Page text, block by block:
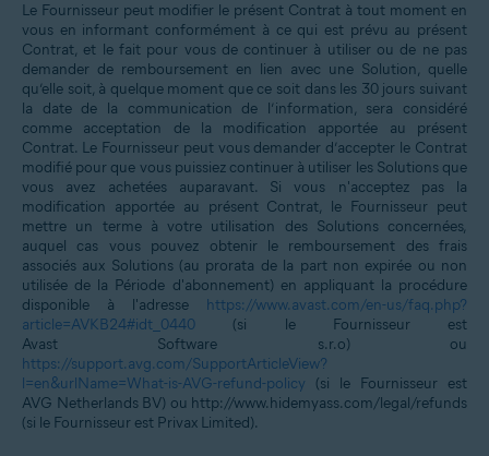
Le Fournisseur peut modifier le présent Contrat à tout moment en
vous en informant conformément à ce qui est prévu au présent
Contrat, et le fait pour vous de continuer à utiliser ou de ne pas
demander de remboursement en lien avec une Solution, quelle
qu’elle soit, à quelque moment que ce soit dans les 30 jours suivant
la date de la communication de l’information, sera considéré
comme acceptation de la modification apportée au présent
Contrat. Le Fournisseur peut vous demander d’accepter le Contrat
modifié pour que vous puissiez continuer à utiliser les Solutions que
vous avez achetées auparavant. Si vous n'acceptez pas la
modification apportée au présent Contrat, le Fournisseur peut
mettre un terme à votre utilisation des Solutions concernées,
auquel cas vous pouvez obtenir le remboursement des frais
associés aux Solutions (au prorata de la part non expirée ou non
utilisée de la Période d'abonnement) en appliquant la procédure
disponible à l'adresse https://www.avast.com/en-us/faq.php?
article=‌AVKB24#idt_0440 (si le Fournisseur est
Avast Software s.r.o) ou
https://support.avg.com/SupportArticleView?
l‌=en&urlName=What-is-AVG-refund-policy (si le Fournisseur est
AVG Netherlands BV) ou http://www.hidemyass.com/legal/refunds
(si le Fournisseur est Privax Limited).